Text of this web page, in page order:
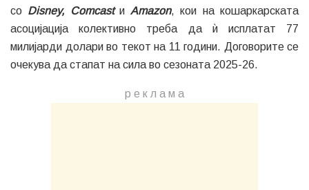
со Disney, Comcast иAmazon, кои на кошаркарската
асоцијација колективно треба да ѝ исплатат 77
милијарди долари во текот на 11 години. Договорите се
очекува да стапат на сила во сезоната 2025-26.
р е к л а м a